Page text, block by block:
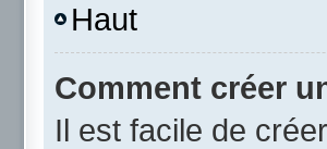
Haut
Comment créer
Il est facile de